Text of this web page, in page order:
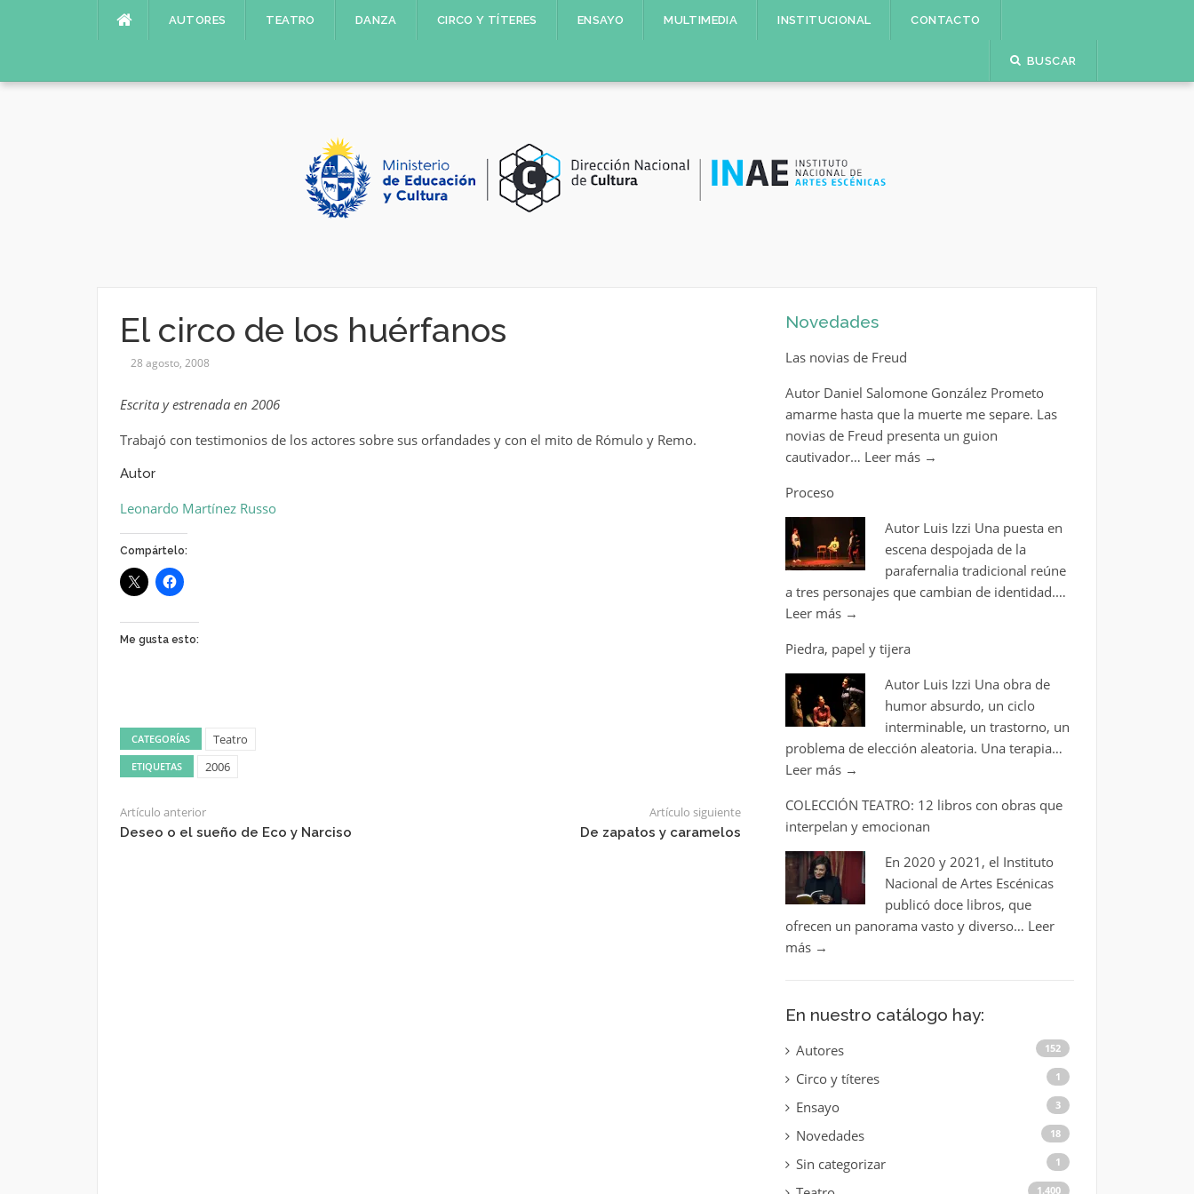
AUTORES TEATRO DANZA CIRCO Y TÍTERES ENSAYO MULTIMEDIA INSTITUCIONAL CONTACTO
BUSCAR
El circo de los huérfanos
28 agosto, 2008
Escrita y estrenada en 2006
Trabajó con testimonios de los actores sobre sus orfandades y con el mito de Rómulo y Remo.
Autor
Leonardo Martínez Russo
Compártelo:
Me gusta esto:
CATEGORÍAS Teatro
ETIQUETAS 2006
Artículo anterior
Deseo o el sueño de Eco y Narciso
Artículo siguiente
De zapatos y caramelos
Novedades
Las novias de Freud
Autor Daniel Salomone González Prometo
amarme hasta que la muerte me separe. Las
novias de Freud presenta un guion
cautivador… Leer más →
Proceso
Autor Luis Izzi Una puesta en
escena despojada de la
parafernalia tradicional reúne
a tres personajes que cambian de identidad.…
Leer más →
Piedra, papel y tijera
Autor Luis Izzi Una obra de
humor absurdo, un ciclo
interminable, un trastorno, un
problema de elección aleatoria. Una terapia…
Leer más →
COLECCIÓN TEATRO: 12 libros con obras que
interpelan y emocionan
En 2020 y 2021, el Instituto
Nacional de Artes Escénicas
publicó doce libros, que
ofrecen un panorama vasto y diverso… Leer
más →
En nuestro catálogo hay:
Autores 152
Circo y títeres 1
Ensayo 3
Novedades 18
Sin categorizar 1
1.400